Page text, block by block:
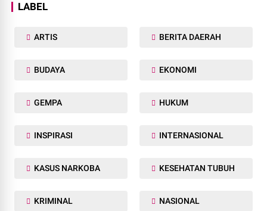
LABEL
ARTIS BERITA DAERAH
BUDAYA EKONOMI
GEMPA HUKUM
INSPIRASI INTERNASIONAL
KASUS NARKOBA KESEHATAN TUBUH
KRIMINAL NASIONAL